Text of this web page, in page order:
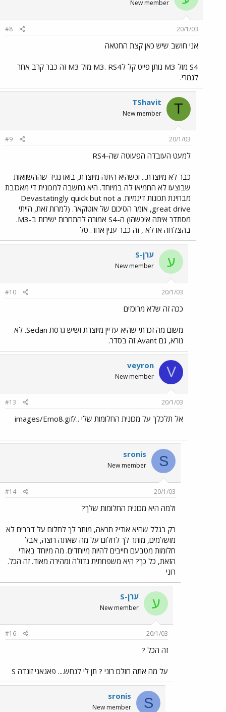
New member
20/1/03
#8
אני חושב שיש כאן קצת החטאה
S4 מול M3 נותן פייט קל לM3. RS4 מול M3 זה כבר קרב אחר
לגמרי.
T
TShavit
New member
20/1/03
#9
למעט העובדה הפעוטה שה-RS4
כבר לא מיוצרת... וכשהיא היתה מיוצרת, בואו נגיד שההשוואות
שבוצעו לא החמיאו לה במיוחד. היא נחשבה למכונית די מאכזבת
מבחינת תכונות דינמיות. Devastatingly quick but not a
great drive, אומר הסיכום של אוטוקאר. (למרות זאת, הייתי
מסתדר איתה איכשהו) ה-S4 אמורה להתחרות ישירות ב-M3.
בהצלחה או לא , זה כבר ענין אחר. טל
ע ערן-S
New member
20/1/03
#10
ככה זה שלא מרוכזים
משום מה זכרתי שהיא עדיין מיוצרת ושיש גרסת Sedan. לא
נורא, גם Avant זה בסדר.
V
veyron
New member
20/1/03
#13
אל תלכלך על מכונית החלומות שלי ../images/Emo8.gif
S
sronis
New member
20/1/03
#14
ולמה היא מכונית החלומות שלך?
רק בגלל שהיא אודי? תראה, מותר לך לחלום על דברים לא
מושלמים, מותר לך לחלום על מה שאתה רוצה, אבל
חלומות מטבעם חייבים להיות מיוחדים. מה מיוחד באודי
הזאת, כל כך? היא משפחתית גדולה ומהירה מאוד. זה הכל.
רוני
ע ערן-S
New member
20/1/03
#16
זה הכל ?
על מה אתה חולם רוני ? תן לי לנחש.... פאגאני זונדה S
S
sronis
New member